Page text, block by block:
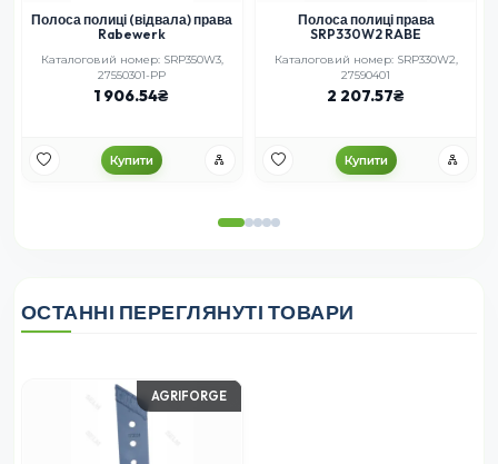
Полоса полиці (відвала) права
Rabewerk
Каталоговий номер: SRP350W3,
27550301-PP
1 906.54
Купити
Полоса полиці права
SRP330W2 RABE
Каталоговий номер: SRP330W2,
27590401
2 207.57
Купити
ОСТАННІ ПЕРЕГЛЯНУТІ ТОВАРИ
AGRIFORGE